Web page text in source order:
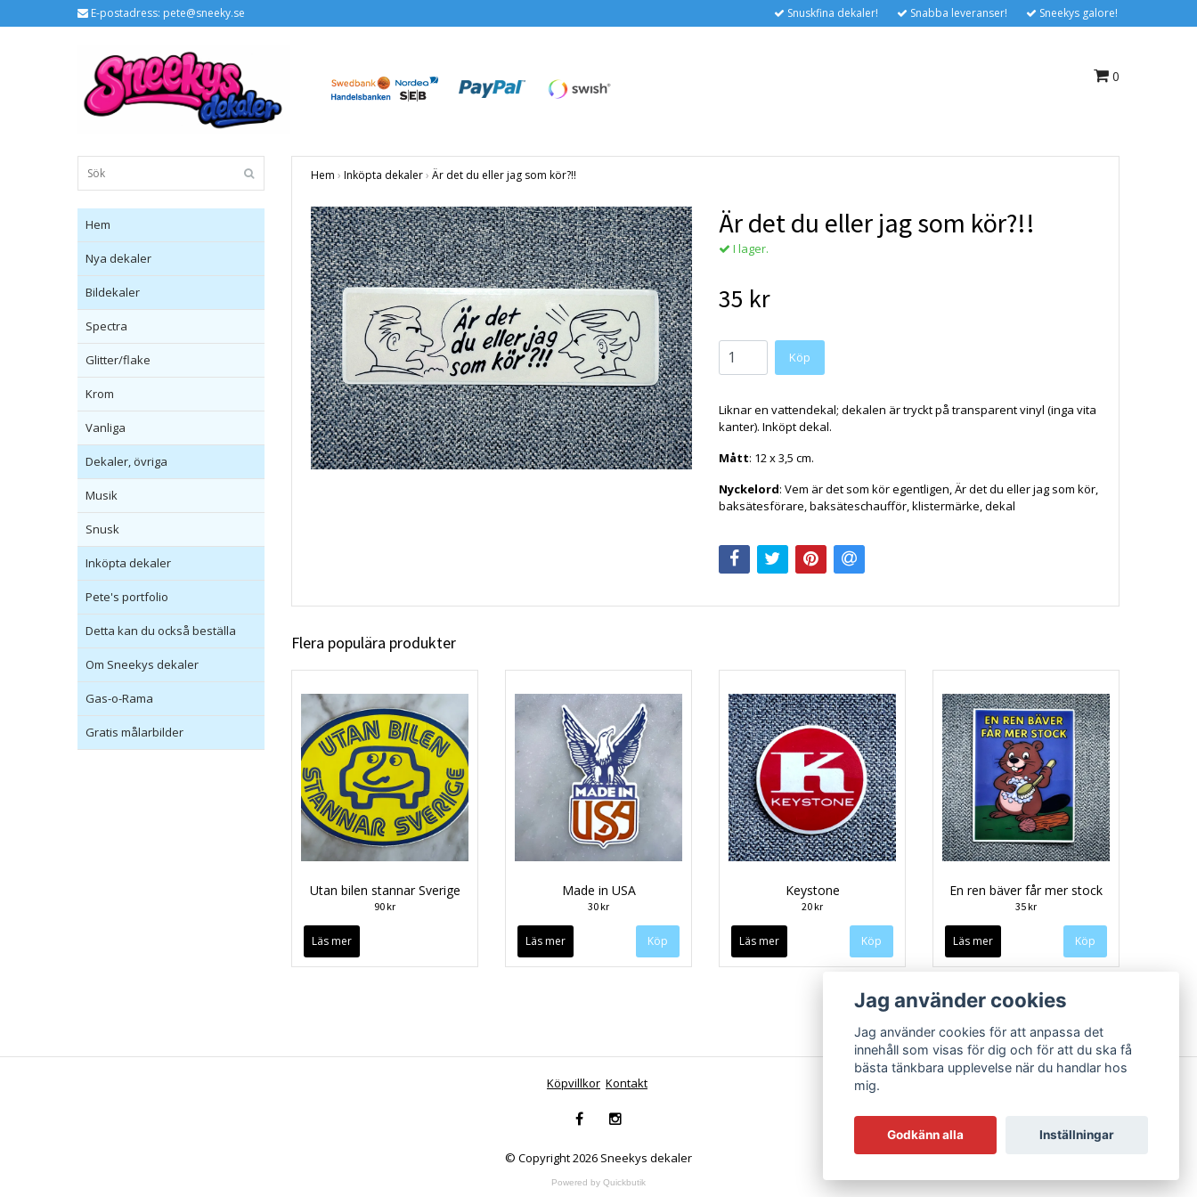
E-postadress: pete@sneeky.se Snuskfina dekaler! Snabba leveranser! Sneekys galore!
0
Hem
Nya dekaler
Bildekaler
Spectra
Glitter/flake
Krom
Vanliga
Dekaler, övriga
Musik
Snusk
Inköpta dekaler
Pete's portfolio
Detta kan du också beställa
Om Sneekys dekaler
Gas-o-Rama
Gratis målarbilder
Hem › Inköpta dekaler› Är det du eller jag som kör?!!
Är det du eller jag som kör?!!
I lager.
35 kr
Köp
Liknar en vattendekal; dekalen är tryckt på transparent vinyl (inga vita
kanter). Inköpt dekal.
Mått: 12 x 3,5 cm.
Nyckelord: Vem är det som kör egentligen, Är det du eller jag som kör,
baksätesförare, baksäteschaufför, klistermärke, dekal
Flera populära produkter
Utan bilen stannar Sverige
90 kr
Läs mer
Made in USA
30 kr
Läs mer
Keystone
20 kr
Läs mer
En ren bäver får mer stock
35 kr
Läs mer
Köpvillkor Kontakt
© Copyright 2026 Sneekys dekaler
Powered by Quickbutik
Jag använder cookies
Jag använder cookies för att anpassa det
innehåll som visas för dig och för att du ska få
bästa tänkbara upplevelse när du handlar hos
mig.
Godkänn alla Inställningar